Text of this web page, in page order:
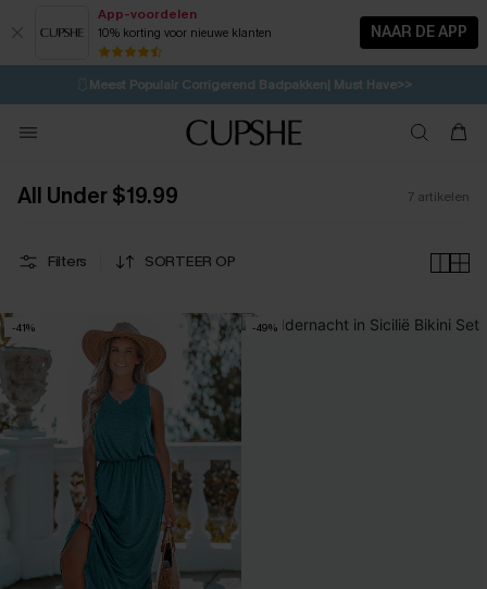
App-voordelen
10% korting voor nieuwe klanten NAAR DE APP
⚡️LAATSTE KANS | Tot 50% korting>>
🩱Meest Populair Corrigerend Badpakken| Must Have>>
💌Abonneer je & ontvang tot 15% korting>>
Koop 3, krijg 15% korting | CODE: SW15
All Under $19.99 7 artikelen
Filters SORTEER OP
-41% -49%